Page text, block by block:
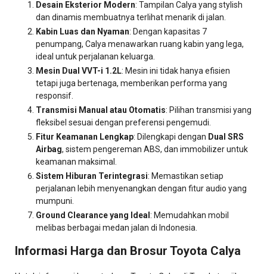
Desain Eksterior Modern: Tampilan Calya yang stylish
dan dinamis membuatnya terlihat menarik di jalan.
Kabin Luas dan Nyaman: Dengan kapasitas 7
penumpang, Calya menawarkan ruang kabin yang lega,
ideal untuk perjalanan keluarga.
Mesin Dual VVT-i 1.2L: Mesin ini tidak hanya efisien
tetapi juga bertenaga, memberikan performa yang
responsif.
Transmisi Manual atau Otomatis: Pilihan transmisi yang
fleksibel sesuai dengan preferensi pengemudi.
Fitur Keamanan Lengkap: Dilengkapi dengan Dual SRS
Airbag, sistem pengereman ABS, dan immobilizer untuk
keamanan maksimal.
Sistem Hiburan Terintegrasi: Memastikan setiap
perjalanan lebih menyenangkan dengan fitur audio yang
mumpuni.
Ground Clearance yang Ideal : Memudahkan mobil
melibas berbagai medan jalan di Indonesia.
Informasi Harga dan Brosur Toyota Calya